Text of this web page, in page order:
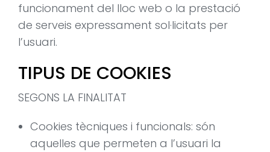
funcionament del lloc web o la prestació
de serveis expressament sol·licitats per
l’usuari.
TIPUS DE COOKIES
SEGONS LA FINALITAT
Cookies tècniques i funcionals: són
aquelles que permeten a l’usuari la